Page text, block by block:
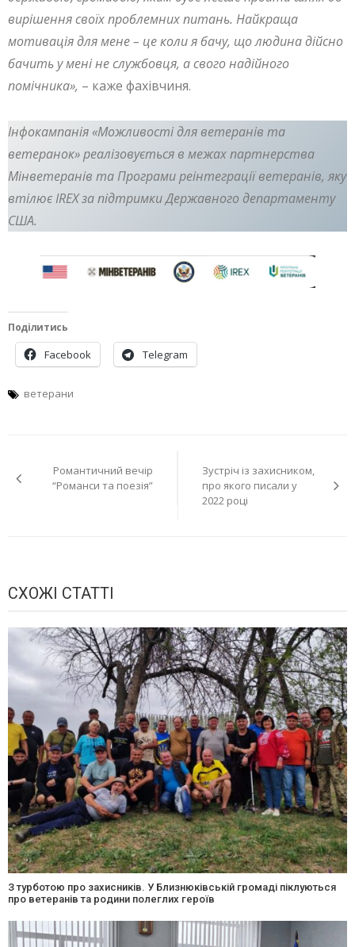
вирішення своїх проблемних питань. Найкраща
мотивація для мене – це коли я бачу, що людина дійсно
бачить у мені не службовця, а свого надійного
помічника», – каже фахівчиня.
Інфокампанія «Можливості для ветеранів та
ветеранок» реалізовується в межах партнерства
Мінветеранів та Програми реінтеграції ветеранів, яку
втілює IREX за підтримки Державного департаменту
США.
Поділитись
Facebook Telegram
ветерани
записів
Романтичний вечір
“Романси та поезія”
Зустріч із захисником,
про якого писали у
2022 році
СХОЖІ СТАТТІ
З турботою про захисників. У Близнюківській громаді піклуються
про ветеранів та родини полеглих героїв